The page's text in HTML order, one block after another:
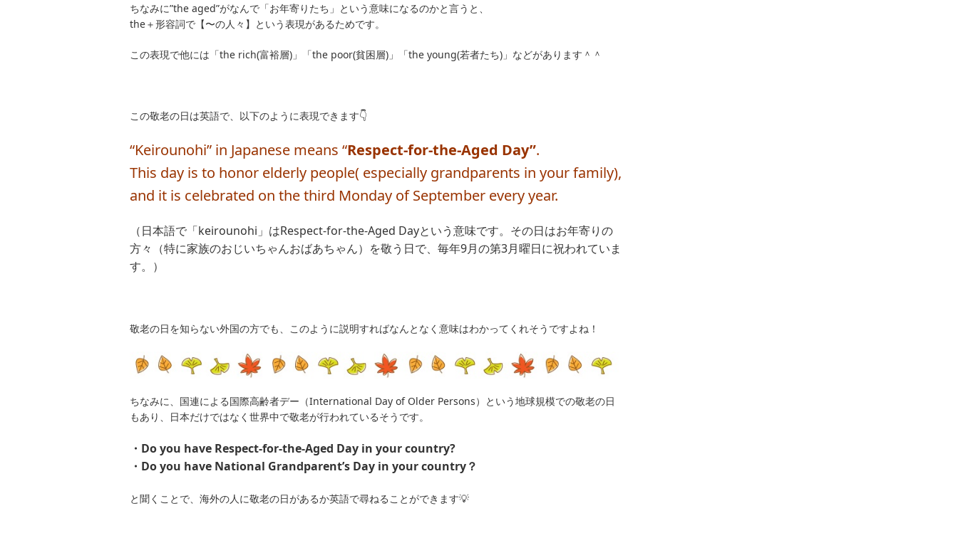
ちなみに”the aged”がなんで「お年寄りたち」という意味になるのかと言うと、
the＋形容詞で【〜の人々】という表現があるためです。
この表現で他には「the rich(富裕層)」「the poor(貧困層)」「the young(若者たち)」などがあります＾＾
この敬老の日は英語で、以下のように表現できます👇
“Keirounohi” in Japanese means “Respect-for-the-Aged Day”.
This day is to honor elderly people( especially grandparents in your family),
and it is celebrated on the third Monday of September every year.
（日本語で「keirounohi」はRespect-for-the-Aged Dayという意味です。その日はお年寄りの
方々（特に家族のおじいちゃんおばあちゃん）を敬う日で、毎年9月の第3月曜日に祝われていま
す。）
敬老の日を知らない外国の方でも、このように説明すればなんとなく意味はわかってくれそうですよね！
ちなみに、国連による国際高齢者デー（International Day of Older Persons）という地球規模での敬老の日
もあり、日本だけではなく世界中で敬老が行われているそうです。
・Do you have Respect-for-the-Aged Day in your country?
・Do you have National Grandparent’s Day in your country？
と聞くことで、海外の人に敬老の日があるか英語で尋ねることができます💡